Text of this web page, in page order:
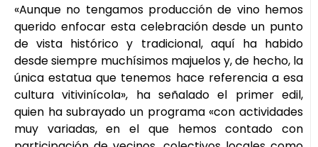
«Aunque no tengamos producción de vino hemos
querido enfocar esta celebración desde un punto
de vista histórico y tradicional, aquí ha habido
desde siempre muchísimos majuelos y, de hecho, la
única estatua que tenemos hace referencia a esa
cultura vitivinícola», ha señalado el primer edil,
quien ha subrayado un programa «con actividades
muy variadas, en el que hemos contado con